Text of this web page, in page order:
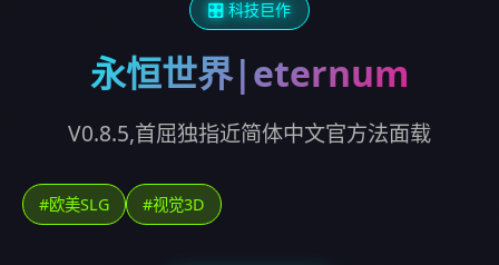
🎛️ 科技巨作
永恒世界|eternum
V0.8.5,首屈独指近简体中文官方法面载
#欧美SLG #视觉3D